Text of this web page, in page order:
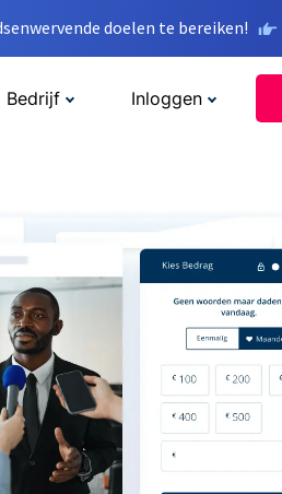
doelen te bereiken!
Bedrijf Inloggen